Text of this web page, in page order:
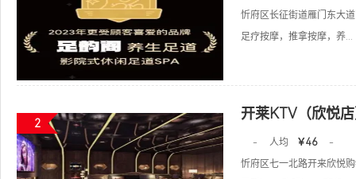
忻府区长征街道雁门东大
足疗按摩，推拿按摩，养...
2
开莱KTV（欣悦
- 人均 ￥46
-
忻府区七一北路开来欣悦